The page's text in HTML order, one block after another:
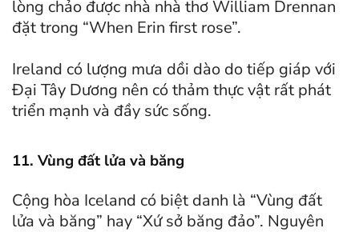
lòng chảo được nhà nhà thơ William Drennan
đặt trong “When Erin first rose”.
Ireland có lượng mưa dồi dào do tiếp giáp với
Đại Tây Dương nên có thảm thực vật rất phát
triển mạnh và đầy sức sống.
11. Vùng đất lửa và băng
Cộng hòa Iceland có biệt danh là “Vùng đất
lửa và băng” hay “Xứ sở băng đảo”. Nguyên